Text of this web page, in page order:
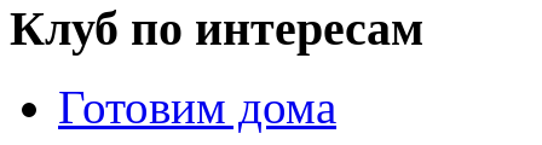
Клуб по интересам
Готовим дома